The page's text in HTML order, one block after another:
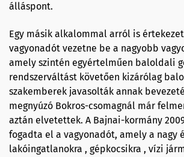
álláspont.
Egy másik alkalommal arról is
vagyonadót vezetne be a nagyobb
amely szintén egyértelműen baloldali
rendszerváltást követően kizárólag
szakemberek javasolták annak
megnyúzó Bokros-csomagnál már
aztán elvetettek. A Bajnai-kormány
fogadta el a vagyonadót, amely a nagy
lakóingatlanokra , gépkocsikra , vízi